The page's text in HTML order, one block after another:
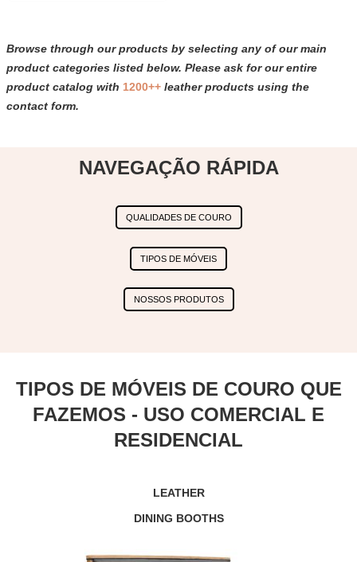
Browse through our products by selecting any of our main
product categories listed below. Please ask for our entire
product catalog with 1200++leather products using the
contact form.
NAVEGAÇÃO RÁPIDA
QUALIDADES DE COURO
TIPOS DE MÓVEIS
NOSSOS PRODUTOS
TIPOS DE MÓVEIS DE COURO QUE
FAZEMOS - USO COMERCIAL E
RESIDENCIAL
LEATHER
DINING BOOTHS